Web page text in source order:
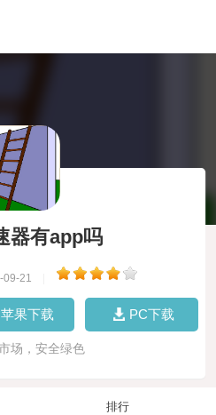
器有app吗
09-21
苹果下载 PC下载
场，安全绿色
排行